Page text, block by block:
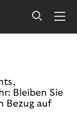
Bleiben Sie
Bezug auf